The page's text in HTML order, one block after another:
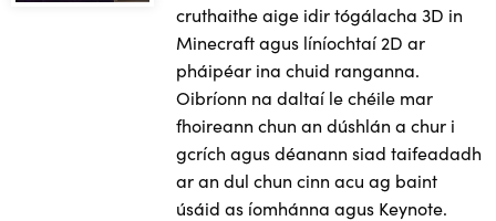
cruthaithe aige idir tógálacha 3D in
Minecraft agus líníochtaí 2D ar
pháipéar ina chuid ranganna.
Oibríonn na daltaí le chéile mar
fhoireann chun an dúshlán a chur i
gcrích agus déanann siad taifeadadh
ar an dul chun cinn acu ag baint
úsáid as íomhánna agus Keynote.